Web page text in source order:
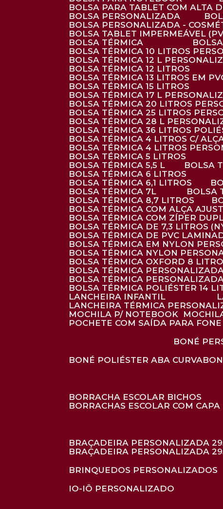
BOLSA PARA TABLET COM ALTA
BOLSA PERSONALIZADA
BOLSA PERSONALIZADA -
BOLSA TABLET IMPERMEÁVEL
BOLSA TÉRMICA
BOLSA TÉRMICA 10 LITROS
BOLSA TÉRMICA 12 L
BOLSA TÉRMICA 12 LITROS
BOLSA TÉRMICA 13 LITROS EM
BOLSA TÉRMICA 15 LITROS
BOLSA TÉRMICA 17 L
BOLSA TÉRMICA 20 LITROS
BOLSA TÉRMICA 25 LITROS
BOLSA TÉRMICA 28 L
BOLSA TÉRMICA 36 LITROS
BOLSA TÉRMICA 4 LITROS C/
BOLSA TÉRMICA 4 LITROS
BOLSA TÉRMICA 5 LITROS
BOLSA TÉRMICA 5,5 L
BOLSA
BOLSA TÉRMICA 6 LITROS
BOLSA TÉRMICA 6,1 LITROS
BOLSA TÉRMICA 7L
BOLSA TÉRMICA 8,7 LITROS
BOLSA TÉRMICA COM ALÇA
BOLSA TÉRMICA COM ZÍPER
BOLSA TÉRMICA DE 7,3 LITROS
BOLSA TÉRMICA DE PVC
BOLSA TÉRMICA EM NYLON
BOLSA TÉRMICA NYLON
BOLSA TÉRMICA OXFORD 8
BOLSA TÉRMICA
BOLSA TÉRMICA
BOLSA TÉRMICA POLIÉSTER 14
LANCHEIRA INFANTIL
LANCHEIRA TÉRMICA
MOCHILA P/ NOTEBOOK
POCHETE COM SAÍDA PARA
BONÉ
BONÉ POLIÉSTER ABA CURVA
BORRACHA ESCOLAR BICHOS
BORRACHAS ESCOLAR COM CAPA
BRAÇADEIRA PERSONALIZADA
BRAÇADEIRA PERSONALIZADA
BRINQUEDOS PERSONALIZADOS
IO-IÔ PERSONALIZADO